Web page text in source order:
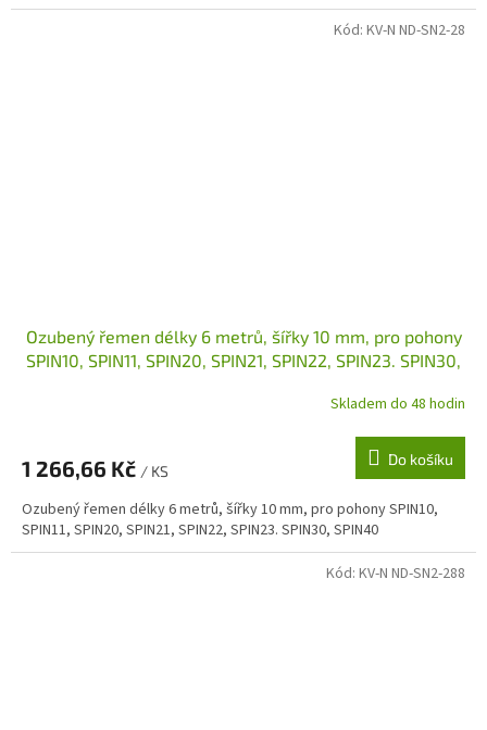
Ozubený řemen délky 6 metrů, šířky 10 mm, pro pohony
SPIN10, SPIN11, SPIN20, SPIN21, SPIN22, SPIN23. SPIN30,
Skladem do 48 hodin
1 266,66 Kč / KS
Do košíku
Ozubený řemen délky 6 metrů, šířky 10 mm, pro pohony SPIN10,
SPIN11, SPIN20, SPIN21, SPIN22, SPIN23. SPIN30, SPIN40
Kód: KV-N ND-SN2-28
Kód: KV-N ND-SN2-288